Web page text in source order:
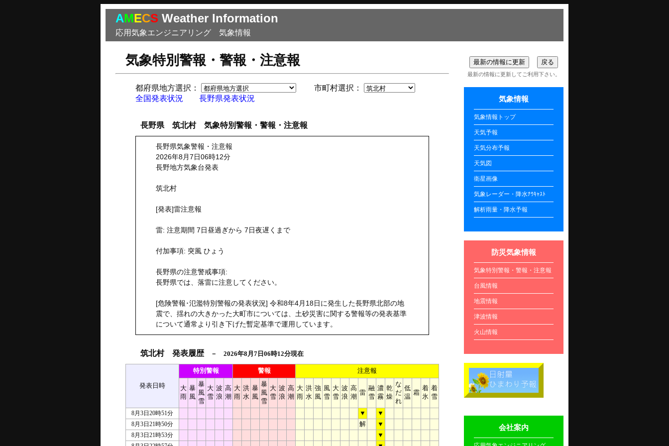
AMECS Weather Information
応用気象エンジニアリング 気象情報
気象特別警報・警報・注意報
都府県地方選択：
市町村選択：
全国発表状況
長野県発表状況
長野県 筑北村 気象特別警報・警報・注意報
長野県気象警報・注意報
2026年8月7日06時12分
長野地方気象台発表
筑北村
[発表]雷注意報
雷: 注意期間 7日昼過ぎから 7日夜遅くまで
付加事項: 突風 ひょう
長野県の注意警戒事項:
長野県では、落雷に注意してください。
[危険警報･氾濫特別警報の発表状況] 令和8年4月18日に発生した長野県北部の地
震で、揺れの大きかった大町市については、土砂災害に関する警報等の発表基準
について通常より引き下げた暫定基準で運用しています。
筑北村 発表履歴－ 2026年8月7日06時12分現在
発表日時
特別警報 警報 注意報
大
雨
暴
風
暴
風
雪
大
雪
波
浪
高
潮
大
雨
洪
水
暴
風
暴
風
雪
大
雪
波
浪
高
潮
大
雨
洪
水
強
風
風
雪
大
雪
波
浪
高
潮
雷
融
雪
濃
霧
乾
燥
な
だ
れ
低
温
霜
着
氷
着
雪
8月3日20時51分 ▼
▼
8月3日21時50分
解
▼
8月3日21時53分
▼
最新の情報に更新してご利用下さい。
気象情報
気象情報トップ
天気予報
天気分布予報
天気図
衛星画像
気象レーダー・降水ﾅｳｷｬｽﾄ
解析雨量・降水予報
防災気象情報
気象特別警報・警報・注意報
台風情報
地震情報
津波情報
火山情報
会社案内